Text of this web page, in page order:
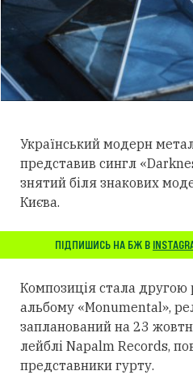
Український модерн
представив сингл
знятий біля знакових
Києва.
ПІДПИШИСЬ НА БЖ В
Композиція стала другою
альбому «Monumental»,
запланований на 23
лейблі Napalm Records,
представники гурту.